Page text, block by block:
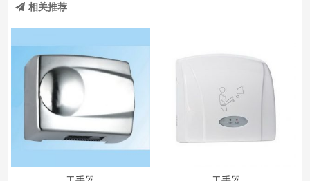
相关推荐